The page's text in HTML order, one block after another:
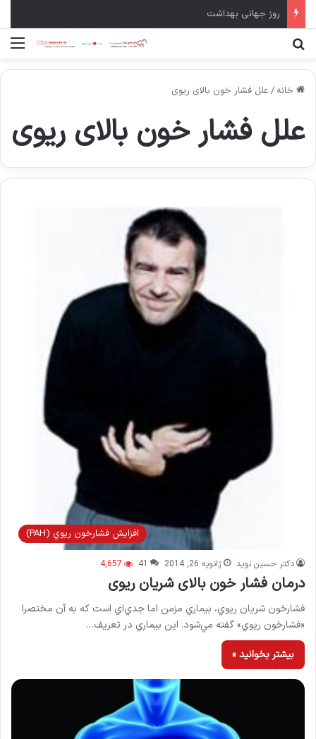
روز جهانی بهداشت
خانه /علل فشار خون بالای ریوی
علل فشار خون بالای ریوی
افزايش فشارخون ريوي (PAH)
دکتر حسین نوید ژانویه 26, 2014 41
4,657
درمان فشار خون بالای شریان ریوی
فشارخون شريان ريوي، بيماري مزمن اما جدي‌اي است که به آن مختصرا
«فشارخون ريوي» گفته مي‌شود. اين بيماري در تعريف…
بیشتر بخوانید »